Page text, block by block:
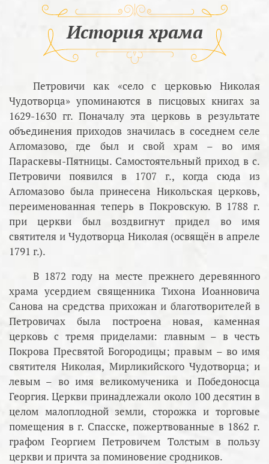
История храма
Петровичи как «село с церковью Николая
Чудотворца» упоминаются в писцовых книгах за
1629-1630 гг. Поначалу эта церковь в результате
объединения приходов значилась в соседнем селе
Агломазово, где был и свой храм – во имя
Параскевы-Пятницы. Самостоятельный приход в с.
Петровичи появился в 1707 г., когда сюда из
Агломазово была принесена Никольская церковь,
переименованная теперь в Покровскую. В 1788 г.
при церкви был воздвигнут придел во имя
святителя и Чудотворца Николая (освящён в апреле
1791 г.).
В 1872 году на месте прежнего деревянного
храма усердием священника Тихона Иоанновича
Санова на средства прихожан и благотворителей в
Петровичах была построена новая, каменная
церковь с тремя приделами: главным – в честь
Покрова Пресвятой Богородицы; правым – во имя
святителя Николая, Мирликийского Чудотворца; и
левым – во имя великомученика и Победоносца
Георгия. Церкви принадлежали около 100 десятин в
целом малоплодной земли, сторожка и торговые
помещения в г. Спасске, пожертвованные в 1862 г.
графом Георгием Петровичем Толстым в пользу
церкви и причта за поминовение сродников.